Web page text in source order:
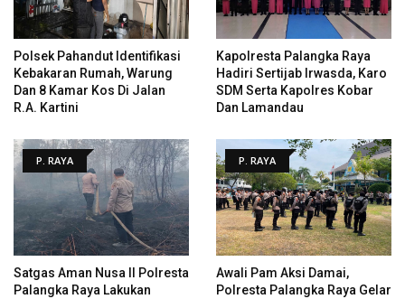
Polsek Pahandut Identifikasi
Kebakaran Rumah, Warung
Dan 8 Kamar Kos Di Jalan
R.A. Kartini
Kapolresta Palangka Raya
Hadiri Sertijab Irwasda, Karo
SDM Serta Kapolres Kobar
Dan Lamandau
P. RAYA
Satgas Aman Nusa II Polresta
Palangka Raya Lakukan
P. RAYA
Awali Pam Aksi Damai,
Polresta Palangka Raya Gelar